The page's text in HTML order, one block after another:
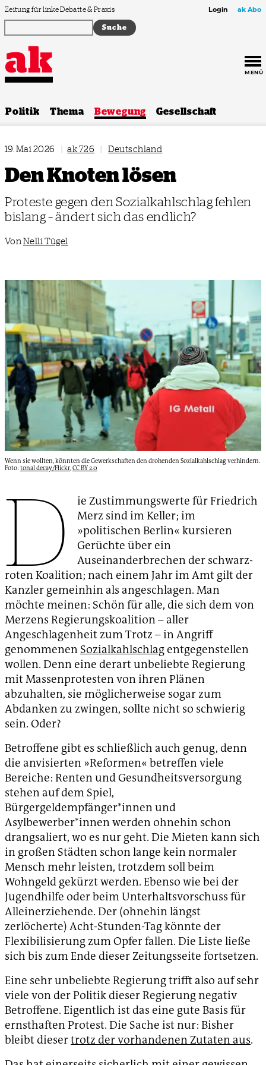
Zum Inhalt springen
Zeitung für linke Debatte & Praxis Login ak Abo
MENÜ
Politik Thema Bewegung Gesellschaft
19. Mai 2026 | ak 726 | Deutschland
Den Knoten lösen
Proteste gegen den Sozialkahlschlag fehlen
bislang – ändert sich das endlich?
Von Nelli Tügel
Wenn sie wollten, könnten die Gewerkschaften den drohenden Sozialkahlschlag verhindern.
Foto:tonal decay/Flickr CC BY 2.0
D
ie Zustimmungswerte für Friedrich
Merz sind im Keller; im
»politischen Berlin« kursieren
Gerüchte über ein
Auseinanderbrechen der schwarz-
roten Koalition; nach einem Jahr im Amt gilt der
Kanzler gemeinhin als angeschlagen. Man
möchte meinen: Schön für alle, die sich dem von
Merzens Regierungskoalition – aller
Angeschlagenheit zum Trotz – in Angriff
genommenen Sozialkahlschlag entgegenstellen
wollen. Denn eine derart unbeliebte Regierung
mit Massenprotesten von ihren Plänen
abzuhalten, sie möglicherweise sogar zum
Abdanken zu zwingen, sollte nicht so schwierig
sein. Oder?
Betroffene gibt es schließlich auch genug, denn
die anvisierten »Reformen« betreffen viele
Bereiche: Renten und Gesundheitsversorgung
stehen auf dem Spiel,
Bürgergeldempfänger*innen und
Asylbewerber*innen werden ohnehin schon
drangsaliert, wo es nur geht. Die Mieten kann sich
in großen Städten schon lange kein normaler
Mensch mehr leisten, trotzdem soll beim
Wohngeld gekürzt werden. Ebenso wie bei der
Jugendhilfe oder beim Unterhaltsvorschuss für
Alleinerziehende. Der (ohnehin längst
zerlöcherte) Acht-Stunden-Tag könnte der
Flexibilisierung zum Opfer fallen. Die Liste ließe
sich bis zum Ende dieser Zeitungsseite fortsetzen.
Eine sehr unbeliebte Regierung trifft also auf sehr
viele von der Politik dieser Regierung negativ
Betroffene. Eigentlich ist das eine gute Basis für
ernsthaften Protest. Die Sache ist nur: Bisher
bleibt diesertrotz der vorhandenen Zutaten aus.